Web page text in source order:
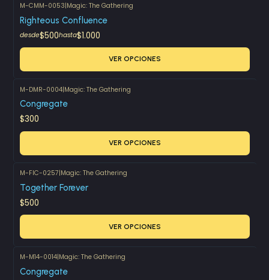
M-CMM-0053|Magic: The Gathering
Righteous Confluence
desde$500hasta$1.000
VER OPCIONES
M-DMR-0004|Magic: The Gathering
Congregate
$300
VER OPCIONES
M-FIC-0257|Magic: The Gathering
Together Forever
$500
VER OPCIONES
M-M14-0014|Magic: The Gathering
Congregate